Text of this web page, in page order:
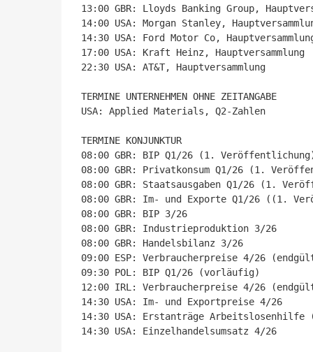
13:00 GBR: Lloyds Banking Group,
14:00 USA: Morgan Stanley,
14:30 USA: Ford Motor Co,
17:00 USA: Kraft Heinz, Hauptversammlung
22:30 USA: AT&T, Hauptversammlung
TERMINE UNTERNEHMEN OHNE ZEITANGABE
USA: Applied Materials, Q2-Zahlen
TERMINE KONJUNKTUR
08:00 GBR: BIP Q1/26 (1.
08:00 GBR: Privatkonsum Q1/26 (1.
08:00 GBR: Staatsausgaben Q1/26 (1.
08:00 GBR: Im- und Exporte Q1/26 ((1.
08:00 GBR: BIP 3/26
08:00 GBR: Industrieproduktion 3/26
08:00 GBR: Handelsbilanz 3/26
09:00 ESP: Verbraucherpreise 4/26
09:30 POL: BIP Q1/26 (vorläufig)
12:00 IRL: Verbraucherpreise 4/26
14:30 USA: Im- und Exportpreise 4/26
14:30 USA: Erstanträge Arbeitslosenhilfe
14:30 USA: Einzelhandelsumsatz 4/26